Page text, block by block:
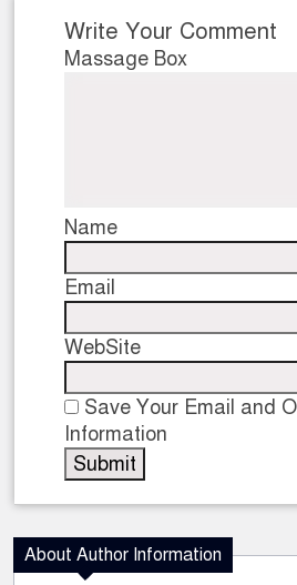
Write Your Comment
Massage Box
Name
Email
WebSite
Save Your Email and
Information
About Author Information